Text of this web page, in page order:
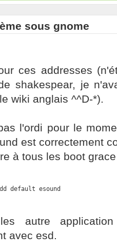
sous gnome
ces addresses
shakespear, je
wiki anglais ^^D-*).
l'ordi pour le
est correctement
à tous les boot
default esound
autre
avec esd.